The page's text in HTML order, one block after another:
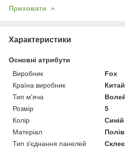
Приховати
Характеристики
Основні атрибути
Виробник
Fox
Країна виробник
Китай
Тип м'яча
Розмір
5
Колір
Синій
Матеріал
Тип з'єднання панелей